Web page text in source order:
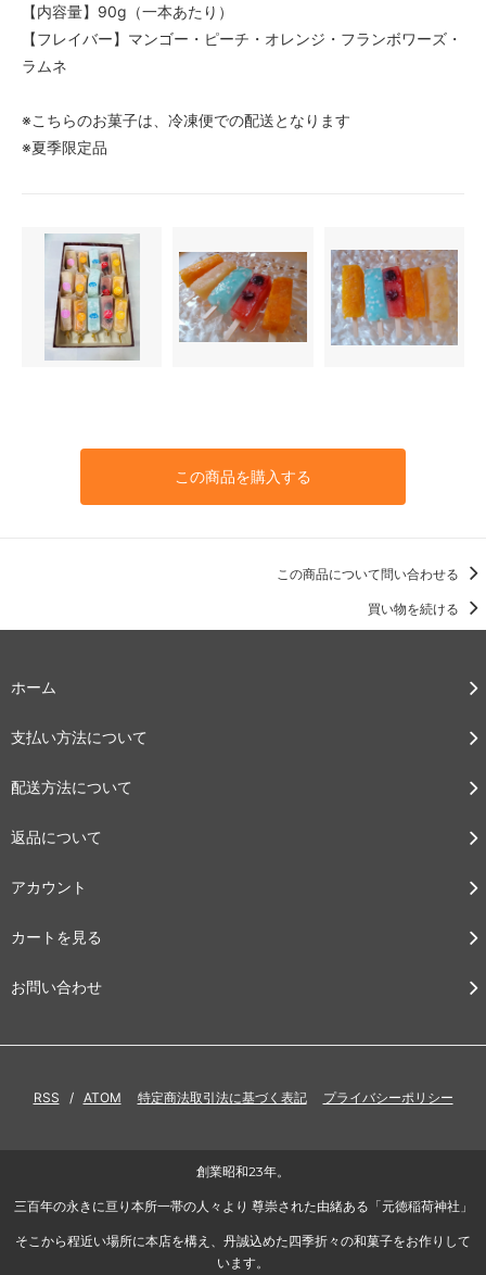
【内容量】90g（一本あたり）
【フレイバー】マンゴー・ピーチ・オレンジ・フランボワーズ・
ラムネ
※こちらのお菓子は、冷凍便での配送となります
※夏季限定品
この商品を購入する
この商品について問い合わせる
買い物を続ける
ホーム
支払い方法について
配送方法について
返品について
アカウント
カートを見る
お問い合わせ
RSS / ATOM 特定商法取引法に基づく表記 プライバシーポリシー
創業昭和23年。
三百年の永きに亘り本所一帯の人々より 尊崇された由緒ある「元徳稲荷神社」
そこから程近い場所に本店を構え、丹誠込めた四季折々の和菓子をお作りして
います。